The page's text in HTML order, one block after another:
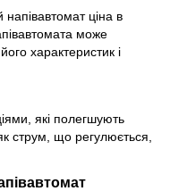
ціна в
може
характеристик і
які полегшують
струм, що регулюється,